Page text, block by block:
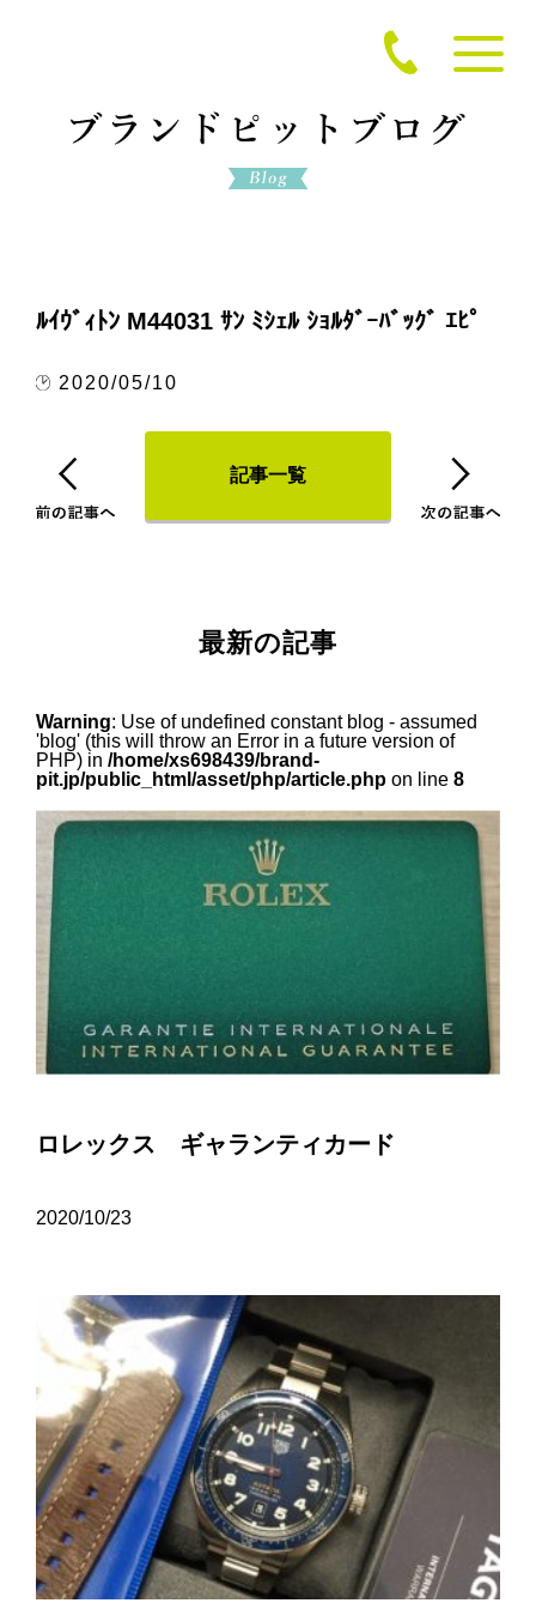
ﾙｲｳﾞｨﾄﾝ M44031 ｻﾝ ﾐｼｪﾙ ｼｮﾙﾀﾞｰﾊﾞｯｸﾞ ｴﾋﾟ
2020/05/10
記事一覧
最新の記事
Warning: Use of undefined constant blog - assumed
'blog' (this will throw an Error in a future version of
PHP) in /home/xs698439/brand-
pit.jp/public_html/asset/php/article.phpon line 8
ロレックス ギャランティカード
2020/10/23